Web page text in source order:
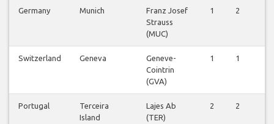
Germany Munich
Franz Josef
Strauss
(MUC)
1 2
Switzerland Geneva
Geneve-
Cointrin
(GVA)
1 1
Portugal
Terceira
Island
Lajes Ab
(TER)
2 2